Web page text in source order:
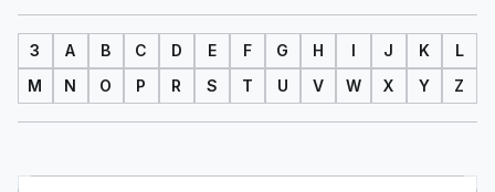
3 A B C D E F G H I J K
L
M
N O P R S T U V W X Y Z